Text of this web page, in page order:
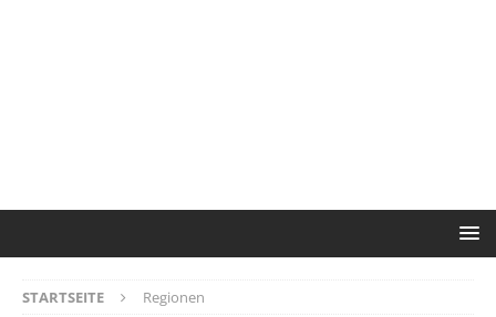
STARTSEITE Regionen